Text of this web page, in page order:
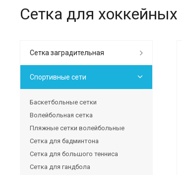
Сетка для
Сетка заградительная
Спортивные сети
Баскетбольные сетки
Волейбольная сетка
Пляжные сетки волейбольные
Сетка для бадминтона
Сетка для большого тенниса
Сетка для гандбола